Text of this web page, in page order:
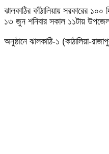
ঝালকাঠির কাঁঠালিয়ায় সরকারের
১৩ জুন শনিবার সকাল ১১টায়
অনুষ্ঠানে ঝালকাঠি-১ (কাঠালিয়া-